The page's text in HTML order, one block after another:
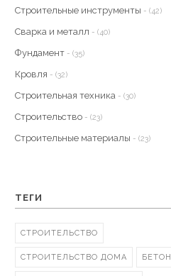
Строительные инструменты - (42)
Сварка и металл - (40)
Фундамент - (35)
Кровля - (32)
Строительная техника - (30)
Строительство - (23)
Строительные материалы - (23)
ТЕГИ
СТРОИТЕЛЬСТВО
СТРОИТЕЛЬСТВО ДОМА БЕТОН